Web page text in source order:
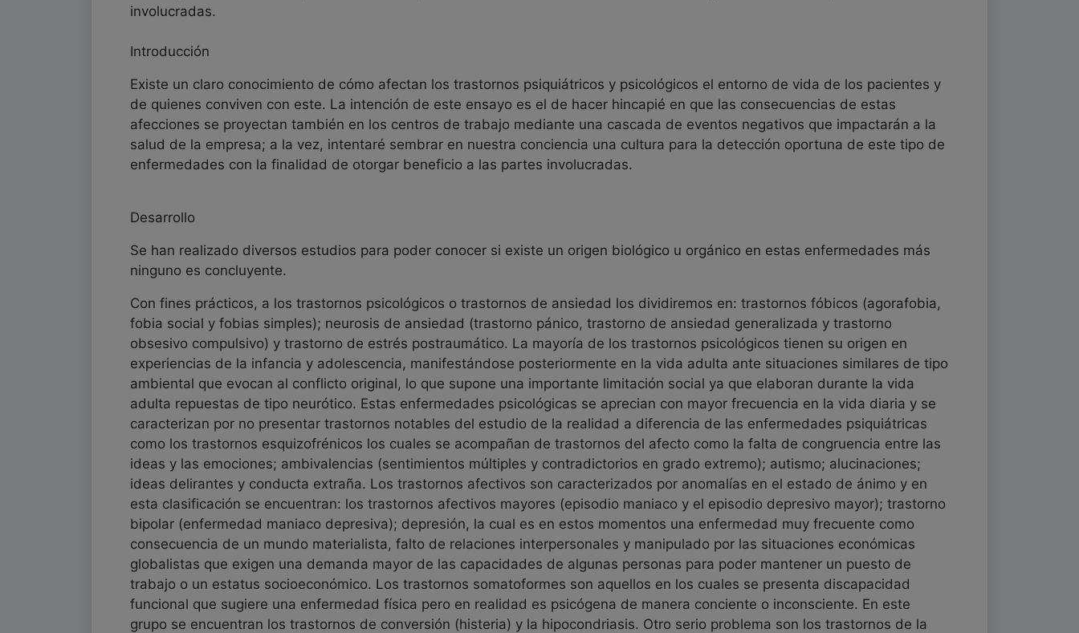
involucradas.
Introducción
Existe un claro conocimiento de cómo afectan los trastornos psiquiátricos y psicológicos el entorno de vida de los pacientes y
de quienes conviven con este. La intención de este ensayo es el de hacer hincapié en que las consecuencias de estas
afecciones se proyectan también en los centros de trabajo mediante una cascada de eventos negativos que impactarán a la
salud de la empresa; a la vez, intentaré sembrar en nuestra conciencia una cultura para la detección oportuna de este tipo de
enfermedades con la finalidad de otorgar beneficio a las partes involucradas.
Desarrollo
Se han realizado diversos estudios para poder conocer si existe un origen biológico u orgánico en estas enfermedades más
ninguno es concluyente.
Con fines prácticos, a los trastornos psicológicos o trastornos de ansiedad los dividiremos en: trastornos fóbicos (agorafobia,
fobia social y fobias simples); neurosis de ansiedad (trastorno pánico, trastorno de ansiedad generalizada y trastorno
obsesivo compulsivo) y trastorno de estrés postraumático. La mayoría de los trastornos psicológicos tienen su origen en
experiencias de la infancia y adolescencia, manifestándose posteriormente en la vida adulta ante situaciones similares de tipo
ambiental que evocan al conflicto original, lo que supone una importante limitación social ya que elaboran durante la vida
adulta repuestas de tipo neurótico. Estas enfermedades psicológicas se aprecian con mayor frecuencia en la vida diaria y se
caracterizan por no presentar trastornos notables del estudio de la realidad a diferencia de las enfermedades psiquiátricas
como los trastornos esquizofrénicos los cuales se acompañan de trastornos del afecto como la falta de congruencia entre las
ideas y las emociones; ambivalencias (sentimientos múltiples y contradictorios en grado extremo); autismo; alucinaciones;
ideas delirantes y conducta extraña. Los trastornos afectivos son caracterizados por anomalías en el estado de ánimo y en
esta clasificación se encuentran: los trastornos afectivos mayores (episodio maniaco y el episodio depresivo mayor); trastorno
bipolar (enfermedad maniaco depresiva); depresión, la cual es en estos momentos una enfermedad muy frecuente como
consecuencia de un mundo materialista, falto de relaciones interpersonales y manipulado por las situaciones económicas
globalistas que exigen una demanda mayor de las capacidades de algunas personas para poder mantener un puesto de
trabajo o un estatus socioeconómico. Los trastornos somatoformes son aquellos en los cuales se presenta discapacidad
funcional que sugiere una enfermedad física pero en realidad es psicógena de manera conciente o inconsciente. En este
grupo se encuentran los trastornos de conversión (histeria) y la hipocondriasis. Otro serio problema son los trastornos de la